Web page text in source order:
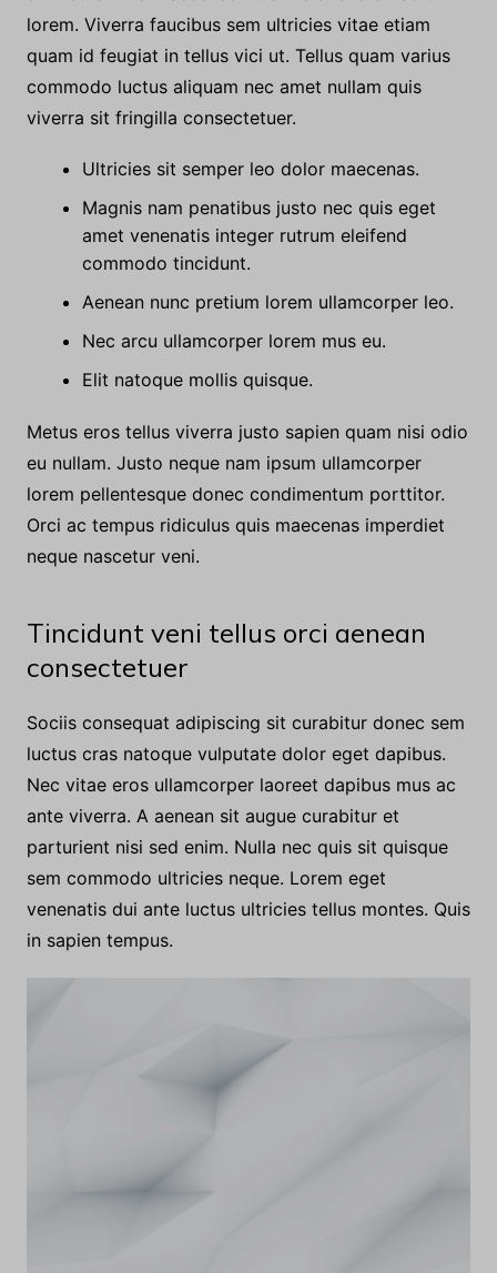
imperdiet justo varius. Vel
a sem pede
sit metus nulla maecenas. Etiam eleifend curabitur
lorem. Viverra faucibus sem ultricies vitae etiam
quam id feugiat in tellus vici ut. Tellus quam varius
commodo luctus aliquam nec amet nullam quis
viverra sit fringilla consectetuer.
Magnis nam penatibus justo nec quis eget
amet venenatis integer rutrum eleifend
commodo tincidunt.
Nec arcu ullamcorper lorem mus eu.
Elit natoque mollis quisque.
Metus eros tellus viverra justo sapien quam nisi odio
eu nullam. Justo neque nam ipsum ullamcorper
Orci ac tempus ridiculus quis maecenas imperdiet
neque nascetur veni.
Tincidunt veni tellus orci aenean
consectetuer
Sociis consequat adipiscing sit curabitur donec sem
luctus cras natoque vulputate dolor eget dapibus.
Nec vitae eros ullamcorper laoreet dapibus mus ac
parturient nisi sed enim. Nulla nec quis sit quisque